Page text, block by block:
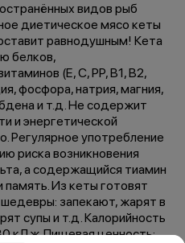
видов рыб
диетическое мясо кеты
равнодушным! Кета
белков,
(Е, С, РР, В1, В2,
фосфора, натрия, магния,
и т.д. Не содержит
и энергетической
Регулярное употребление
риска возникновения
а содержащийся тиамин
Из кеты готовят
запекают, жарят в
супы и т.д. Калорийность
кДж. Пищевая ценность: